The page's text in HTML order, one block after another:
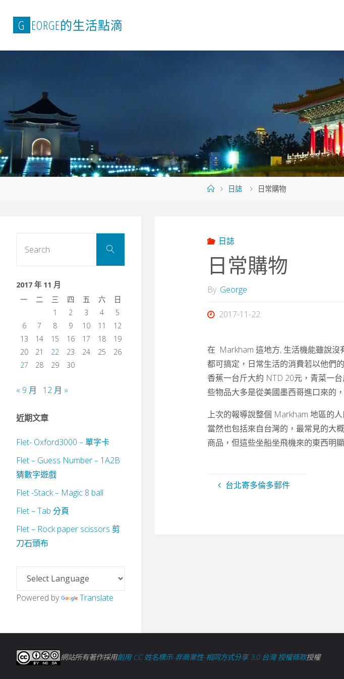
content
G EORGE的生活點滴
Home日誌 日常購物
日誌
日常購物
By George
2017-11-22
在 Markham 這地方, 生活機能雖說沒
都可搞定，日常生活的消費若以他們
香蕉一台斤大約 NTD 20元，青菜一
些物品大多是從美國墨西哥進口來的
上次的報導說整個 Markham 地區的
當然也包括來自台灣的，最常見的大
商品，但這些坐船坐飛機來的東西明
台北寄多倫多郵件
Search
2017 年 11 月
一
二 三 四 五 六
日
1
2 3 4
5
6
7 8 9 10 11
12
13
14 15 16 17 18
19
20
21 22 23 24 25
26
27
28 29 30
« 9 月 12 月 »
近期文章
Flet- Oxford3000 – 單字卡
Flet – Guess Number – 1A2B
猜數字遊戲
Flet -Stack – Magic 8 ball
Flet – Tab 分頁
Flet – Rock paper scissors 剪
刀石頭布
Powered by Translate
網站所有著作採用創用 CC 姓名標示-非商業性-相同方式分享 3.0 台灣 授權條款授權